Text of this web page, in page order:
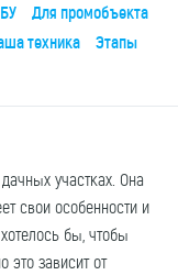
Для промобъекта
техника
Этапы
участках. Она
свои особенности и
бы, чтобы
зависит от